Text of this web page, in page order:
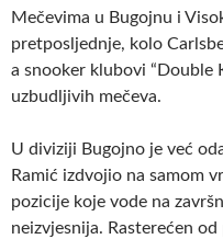
Mečevima u Bugojnu i
pretposljednje, kolo
a snooker klubovi “Double
uzbudljivih mečeva.
U diviziji Bugojno je već
Ramić izdvojio na samom
pozicije koje vode na
neizvjesnija. Rasterećen